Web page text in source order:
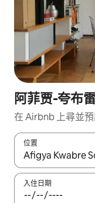
阿菲贾-夸布
在 Airbnb 上尋並
位置
如有搜尋結果，瀏
入住日期